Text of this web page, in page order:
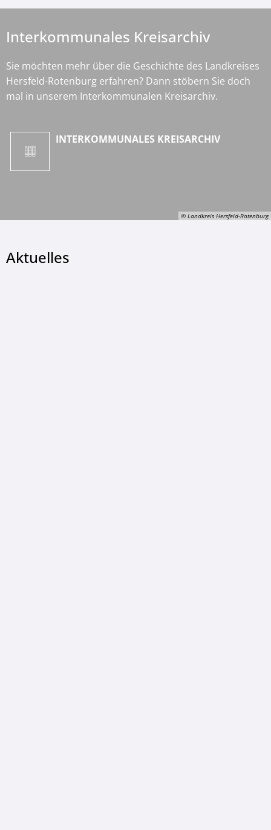
© Landkreis Hersfeld-Rotenburg
Interkommunales Kreisarchiv
Sie möchten mehr über die Geschichte des Landkreises
Hersfeld-Rotenburg erfahren? Dann stöbern Sie doch
mal in unserem Interkommunalen Kreisarchiv.
INTERKOMMUNALES KREISARCHIV
Aktuelles